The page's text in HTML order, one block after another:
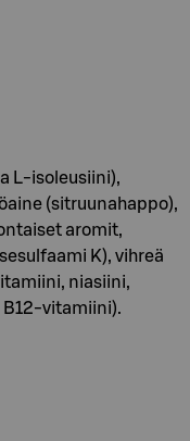
L-isoleusiini),
(sitruunahappo),
aromit,
K), vihreä
niasiini,
vitamiini).